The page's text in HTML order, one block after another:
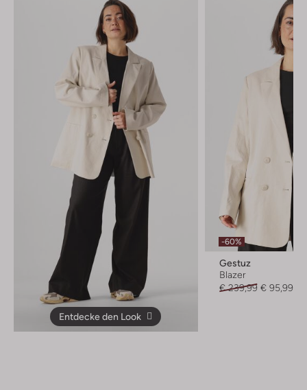
Entdecke den Look
-60%
Gestuz
Blazer
€ 239,99 € 95,99